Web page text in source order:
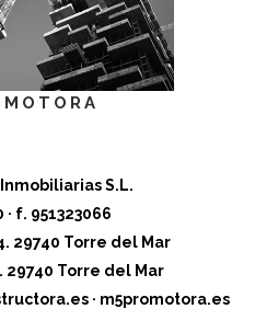
S.L.
· f. 951323066
29740 Torre del Mar
29740 Torre del Mar
· m5promotora.es